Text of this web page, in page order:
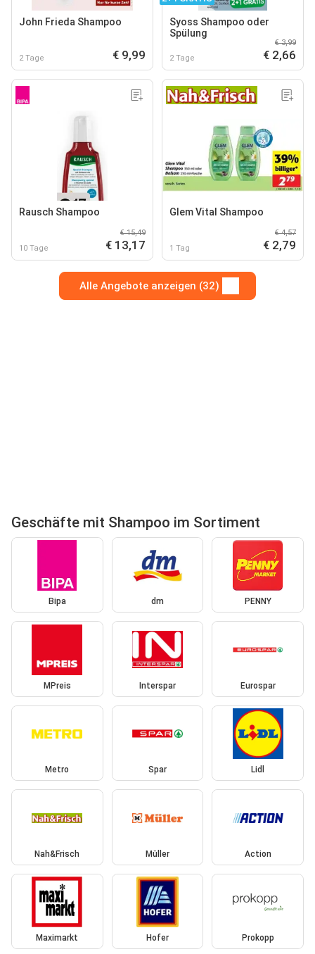
John Frieda Shampoo
2 Tage € 9,99
Syoss Shampoo oder
Spülung
2 Tage
€ 3,99
€ 2,66
Rausch Shampoo
10 Tage
€ 15,49
€ 13,17
Glem Vital Shampoo
1 Tag
€ 4,57
€ 2,79
Alle Angebote anzeigen (32)
Geschäfte mit Shampoo im Sortiment
Bipa dm PENNY
MPreis Interspar Eurospar
Metro Spar Lidl
Nah&Frisch Müller Action
Maximarkt Hofer Prokopp